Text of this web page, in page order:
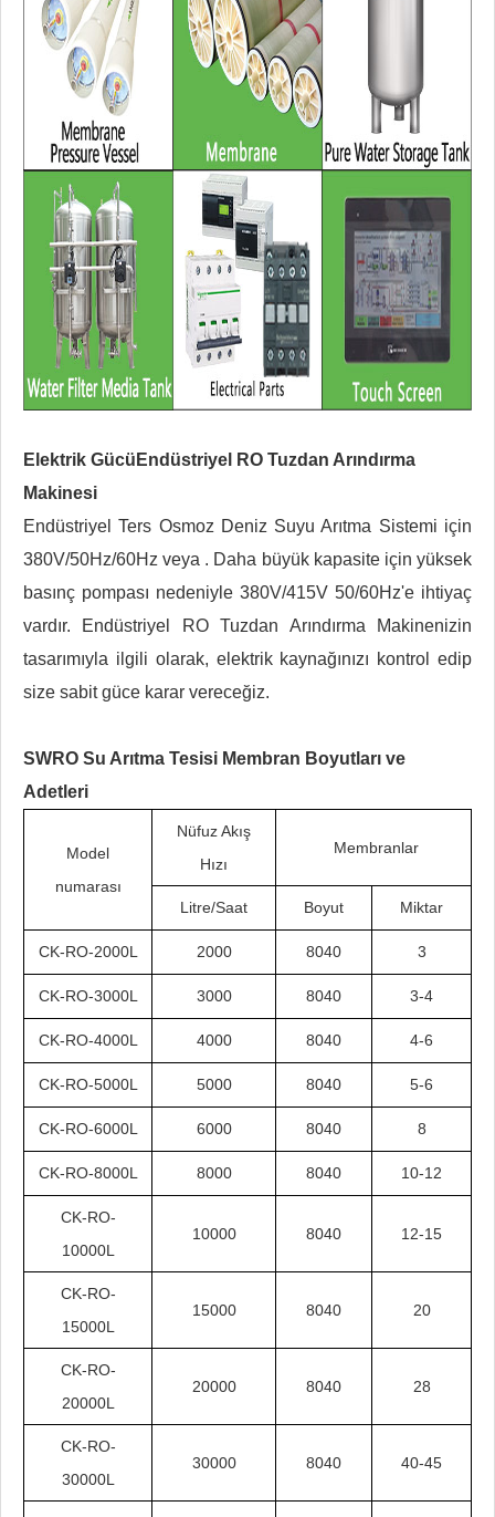
Elektrik Gücü Endüstriyel RO Tuzdan Arındırma
Makinesi
Endüstriyel Ters Osmoz Deniz Suyu Arıtma Sistemi için
380V/50Hz/60Hz veya . Daha büyük kapasite için yüksek
basınç pompası nedeniyle 380V/415V 50/60Hz'e ihtiyaç
vardır. Endüstriyel RO Tuzdan Arındırma Makinenizin
tasarımıyla ilgili olarak, elektrik kaynağınızı kontrol edip
size sabit güce karar vereceğiz.
SWRO Su Arıtma Tesisi Membran Boyutları ve
Adetleri
Model
numarası
Nüfuz Akış
Hızı
Membranlar
Litre/Saat Boyut Miktar
CK-RO-2000L 2000 8040 3
CK-RO-3000L 3000 8040 3-4
CK-RO-4000L 4000 8040 4-6
CK-RO-5000L 5000 8040 5-6
CK-RO-6000L 6000 8040 8
CK-RO-8000L 8000 8040 10-12
CK-RO-
10000L
10000 8040 12-15
CK-RO-
15000L
15000 8040 20
CK-RO-
20000L
20000 8040 28
CK-RO-
30000L
30000 8040 40-45